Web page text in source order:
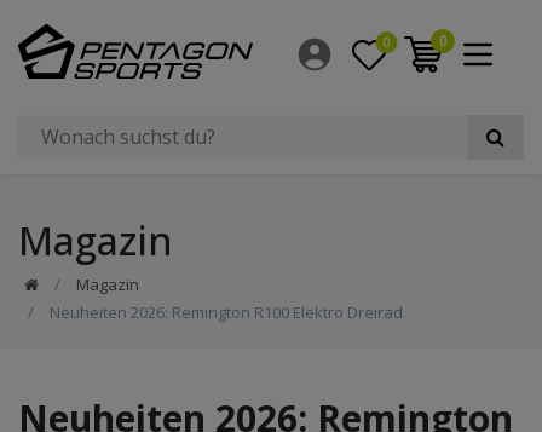
0 0
Magazin
Magazin
Neuheiten 2026: Remington R100 Elektro Dreirad
Neuheiten 2026: Remington